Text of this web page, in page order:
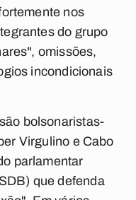
nos
do grupo
omissões,
incondicionais
bolsonaristas-
Virgulino e Cabo
parlamentar
que defenda